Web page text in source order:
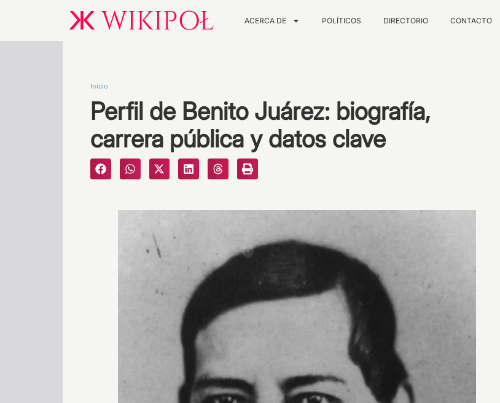
ACERCA DE POLÍTICOS DIRECTORIO CONTACTO
Inicio
Perfil de Benito Juárez: biografía,
carrera pública y datos clave